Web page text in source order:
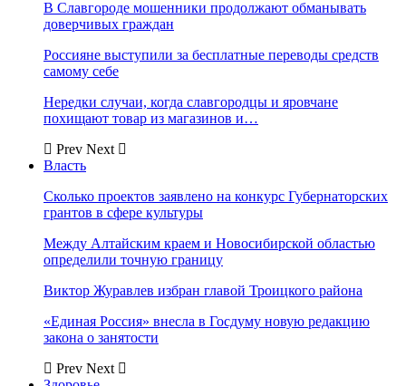
В Славгороде мошенники продолжают обманывать
доверчивых граждан
Россияне выступили за бесплатные переводы средств
самому себе
Нередки случаи, когда славгородцы и яровчане
похищают товар из магазинов и…
Prev Next
Власть
Сколько проектов заявлено на конкурс Губернаторских
грантов в сфере культуры
Между Алтайским краем и Новосибирской областью
определили точную границу
Виктор Журавлев избран главой Троицкого района
«Единая Россия» внесла в Госдуму новую редакцию
закона о занятости
Prev Next